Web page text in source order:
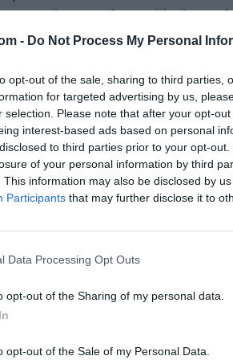
- Do Not Process My Personal
opt-out of the sale, sharing to third parties,
for targeted advertising by us,
selection. Please note that after your opt-
interest-based ads based on personal
to third parties prior to your opt-
of your personal information by third
This information may also be disclosed by
Participants that may further disclose it to
Data Processing Opt Outs
opt-out of the Sharing of my personal data.
opt-out of the Sale of my Personal Data.
napadi na civilno in ključno
»miroljubne« jedrske objekte
izjave ameriških uradnikov, ki
za »nesprejemljive in v
pri čemer je poudaril,
v zahodnoazijski regiji.
bo branil svoje legitimne
prizadeval za diplomatsko
države ter mir in stabilnost v
cilja odvisna od tega,
dejanja« ZDA.
ožini
je pripisal